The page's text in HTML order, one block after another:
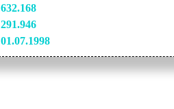
632.168
291.946
01.07.1998